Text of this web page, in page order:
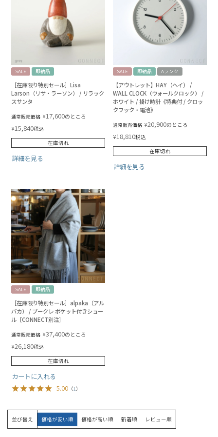
SALE 即納品
［在庫限り特別セール］Lisa
Larson（リサ・ラーソン） / リラック
スサンタ
通常販売価格 ¥17,600のところ
¥15,840税込
在庫切れ
詳細を見る
SALE 即納品 Aランク
【アウトレット】HAY（ヘイ） /
WALL CLOCK（ウォールクロック） /
ホワイト / 掛け時計《特典付 / クロッ
クフック・電池》
通常販売価格 ¥20,900のところ
¥18,810税込
在庫切れ
詳細を見る
SALE 即納品
［在庫限り特別セール］alpaka（アル
パカ） / ブークレ ポケット付きショー
ル［CONNECT別注］
通常販売価格 ¥37,400のところ
¥26,180税込
在庫切れ
カートに入れる
5.00 （1）
並び替え 価格が安い順 価格が高い順 新着順 レビュー順